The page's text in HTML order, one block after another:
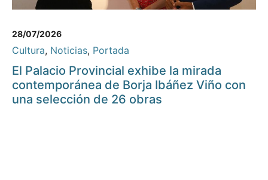
28/07/2026
Cultura, Noticias, Portada
El Palacio Provincial exhibe la mirada
contemporánea de Borja Ibáñez Viño con
una selección de 26 obras